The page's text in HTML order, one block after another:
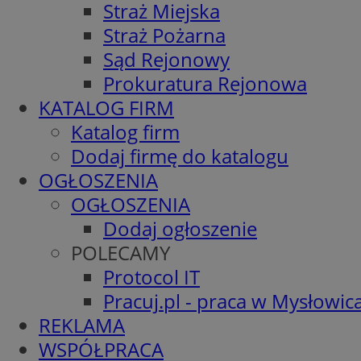
Straż Miejska
Straż Pożarna
Sąd Rejonowy
Prokuratura Rejonowa
KATALOG FIRM
Katalog firm
Dodaj firmę do katalogu
OGŁOSZENIA
OGŁOSZENIA
Dodaj ogłoszenie
POLECAMY
Protocol IT
Pracuj.pl - praca w
REKLAMA
WSPÓŁPRACA